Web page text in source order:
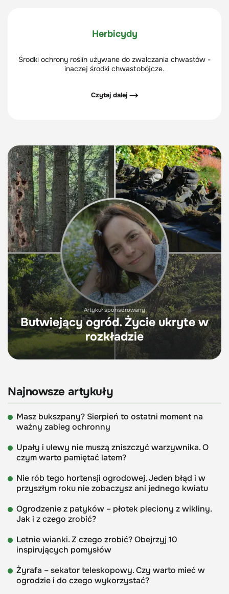
Herbicydy
Środki ochrony roślin używane do zwalczania chwastów -
inaczej środki chwastobójcze.
Czytaj dalej ⟶
Artykuł sponsorowany
Butwiejący ogród. Życie ukryte w
rozkładzie
Najnowsze artykuły
Masz bukszpany? Sierpień to ostatni moment na
ważny zabieg ochronny
Upały i ulewy nie muszą zniszczyć warzywnika. O
czym warto pamiętać latem?
Nie rób tego hortensji ogrodowej. Jeden błąd i w
przyszłym roku nie zobaczysz ani jednego kwiatu
Ogrodzenie z patyków – płotek pleciony z wikliny.
Jak i z czego zrobić?
Letnie wianki. Z czego zrobić? Obejrzyj 10
inspirujących pomysłów
Żyrafa – sekator teleskopowy. Czy warto mieć w
ogrodzie i do czego wykorzystać?